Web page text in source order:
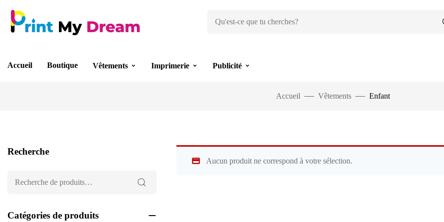
Accueil Boutique Vêtements Imprimerie Publicité
Accueil Vêtements Enfant
Aucun produit ne correspond à votre sélection.
Recherche
Catégories de produits